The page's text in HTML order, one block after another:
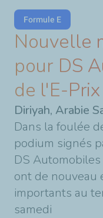
Formule E
Nouvelle
pour DS
de l'E-
Diriyah, Arabie
Dans la foulée
podium signés
DS Automobiles
ont de nouveau
importants au
samedi